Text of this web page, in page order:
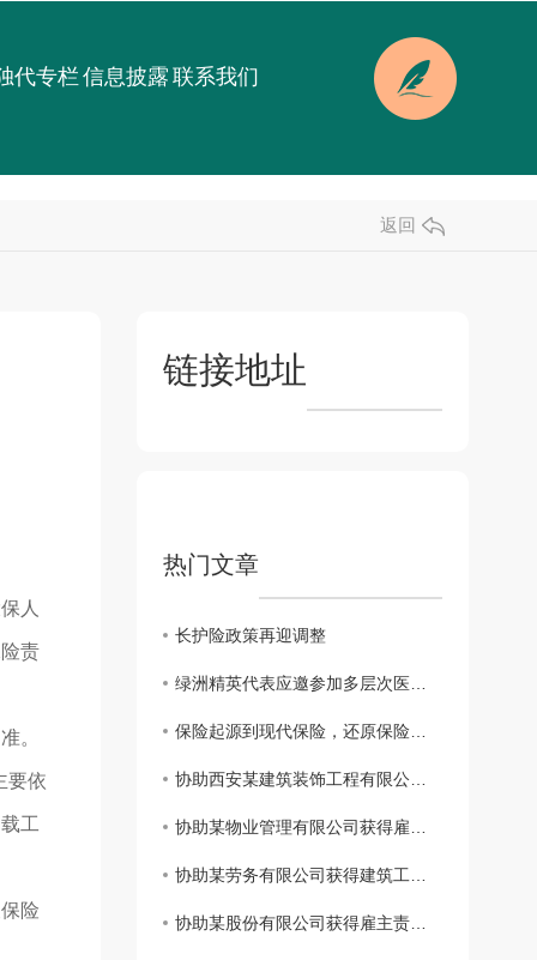
代专栏 信息披露 联系我们
返回
人
责
。
要依
工
险
链接地址
热门文章
长护险政策再迎调整
绿洲精英代表应邀参加多层次医疗保障体系及健康险创新发展系列会议
保险起源到现代保险，还原保险本来的样子
协助西安某建筑装饰工程有限公司获得建工团意险理赔款2760.11元
协助某物业管理有限公司获得雇主责任险理赔款3183.6元
协助某劳务有限公司获得建筑工程团体意外伤害保险理赔款11832.85元
协助某股份有限公司获得雇主责任保险理赔款34698.3元